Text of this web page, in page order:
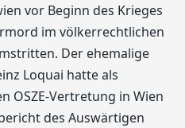
vor Beginn des Krieges
im völkerrechtlichen
Der ehemalige
Loquai hatte als
OSZE-Vertretung in Wien
des Auswärtigen